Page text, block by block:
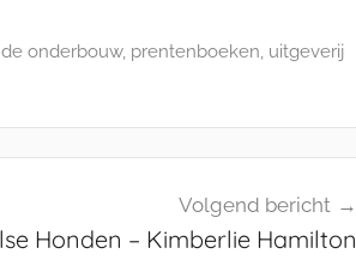
onderbouw, prentenboeken, uitgeverij
Volgend bericht
Honden – Kimberlie Hamilton